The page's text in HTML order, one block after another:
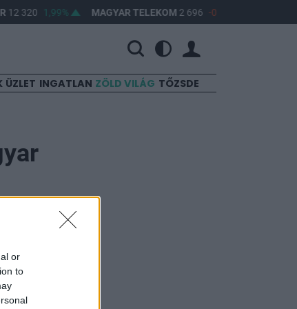
or
to
12 320 1,99% MAGYAR TELEKOM2 696 -0,07%
ÜZLET INGATLAN ZÖLD VILÁG TŐZSDE
csúcsra